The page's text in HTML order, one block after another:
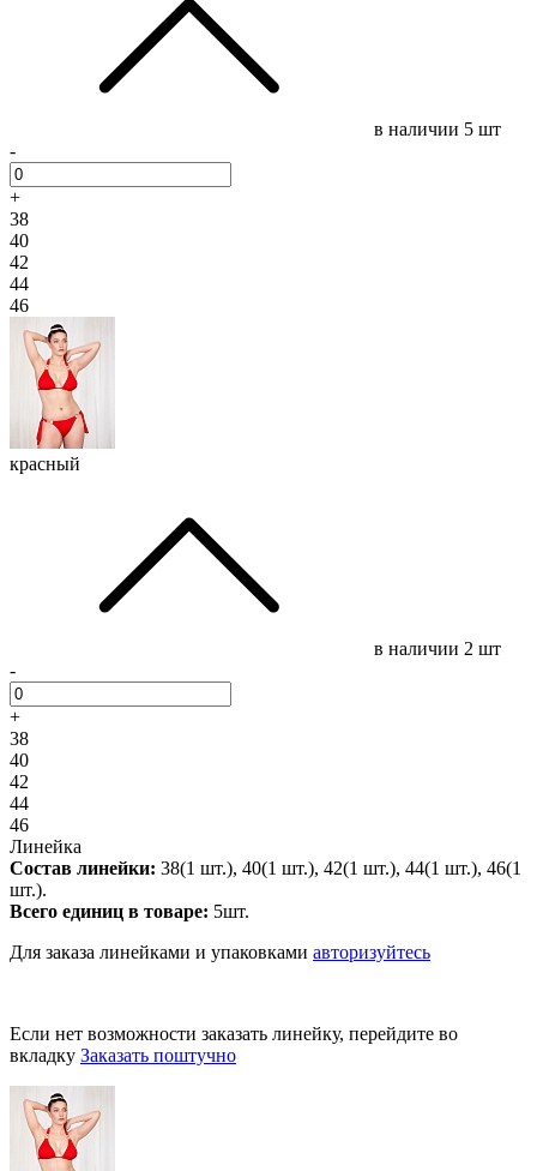
в наличии 5 шт
-
+
38
40
42
44
46
красный
в наличии 2 шт
-
+
38
40
42
44
46
Линейка
Состав линейки: 38(1 шт.), 40(1 шт.), 42(1 шт.), 44(1 шт.), 46(1
шт.).
Всего единиц в товаре: 5шт.
Для заказа линейками и упаковками авторизуйтесь
Если нет возможности заказать линейку, перейдите во
вкладку Заказать поштучно